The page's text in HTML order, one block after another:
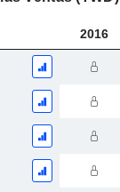
2016